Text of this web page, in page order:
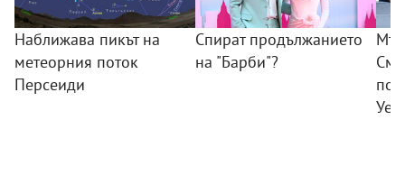
Наближава пикът на
метеорния поток
Персеиди
Спират продължанието
на "Барби"?